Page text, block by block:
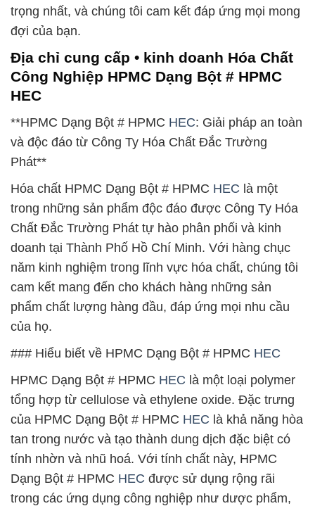
trọng nhất, và chúng tôi cam kết đáp ứng mọi mong
đợi của bạn.
Địa chỉ cung cấp • kinh doanh Hóa Chất
Công Nghiệp HPMC Dạng Bột # HPMC
HEC
**HPMC Dạng Bột # HPMC HEC: Giải pháp an toàn
và độc đáo từ Công Ty Hóa Chất Đắc Trường
Phát**
Hóa chất HPMC Dạng Bột # HPMC HEC là một
trong những sản phẩm độc đáo được Công Ty Hóa
Chất Đắc Trường Phát tự hào phân phối và kinh
doanh tại Thành Phố Hồ Chí Minh. Với hàng chục
năm kinh nghiệm trong lĩnh vực hóa chất, chúng tôi
cam kết mang đến cho khách hàng những sản
phẩm chất lượng hàng đầu, đáp ứng mọi nhu cầu
của họ.
### Hiểu biết về HPMC Dạng Bột # HPMC HEC
HPMC Dạng Bột # HPMC HEC là một loại polymer
tổng hợp từ cellulose và ethylene oxide. Đặc trưng
của HPMC Dạng Bột # HPMC HEC là khả năng hòa
tan trong nước và tạo thành dung dịch đặc biệt có
tính nhờn và nhũ hoá. Với tính chất này, HPMC
Dạng Bột # HPMC HEC được sử dụng rộng rãi
trong các ứng dụng công nghiệp như dược phẩm,